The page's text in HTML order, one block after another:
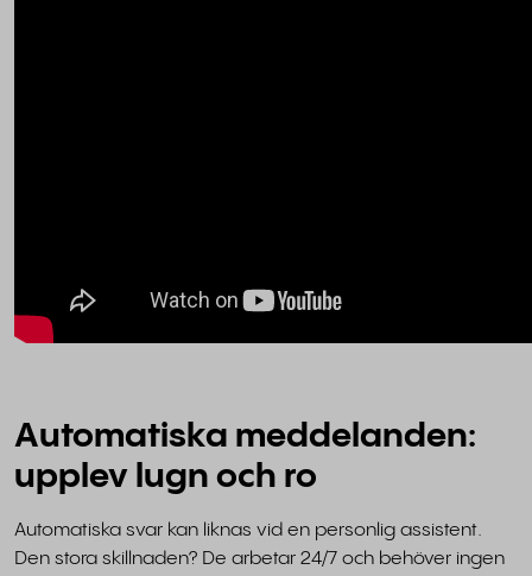
Automatiska meddelanden:
upplev lugn och ro
Automatiska svar kan liknas vid en personlig assistent.
Den stora skillnaden? De arbetar 24/7 och behöver ingen